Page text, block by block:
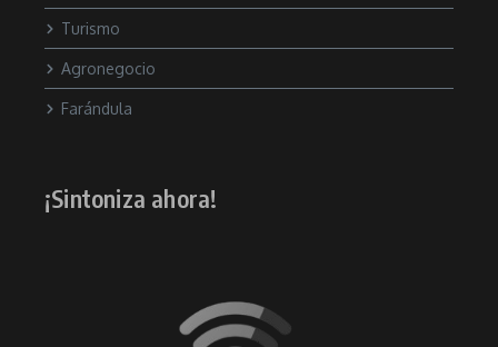
Turismo
Agronegocio
Farándula
¡Sintoniza ahora!